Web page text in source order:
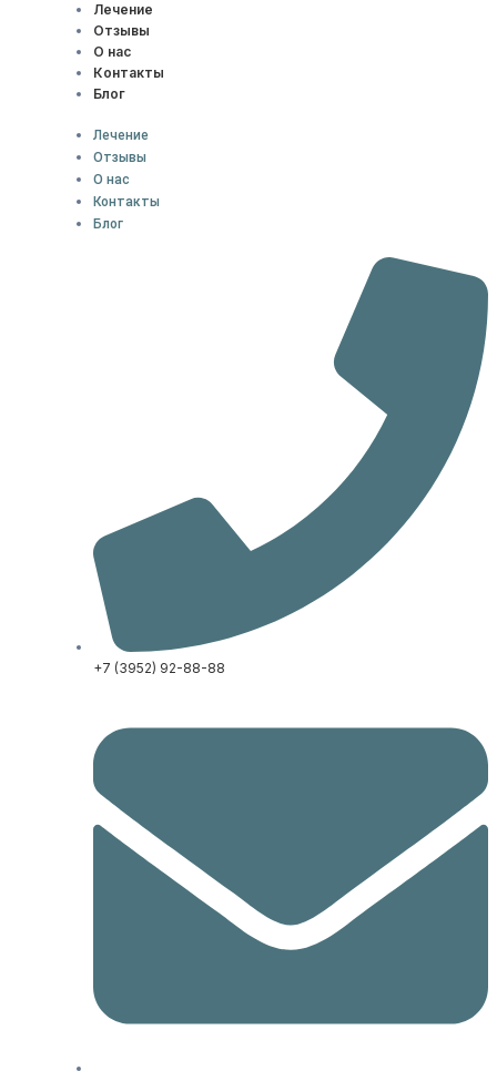
Лечение
Отзывы
О нас
Контакты
Блог
Лечение
Отзывы
О нас
Контакты
Блог
+7 (3952) 92-88-88